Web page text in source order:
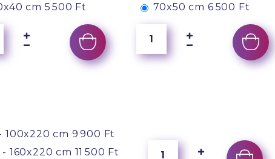
cm 5 500 Ft 70x50 cm 6 500 Ft
100x220 cm 9 900 Ft
160x220 cm 11 500 Ft